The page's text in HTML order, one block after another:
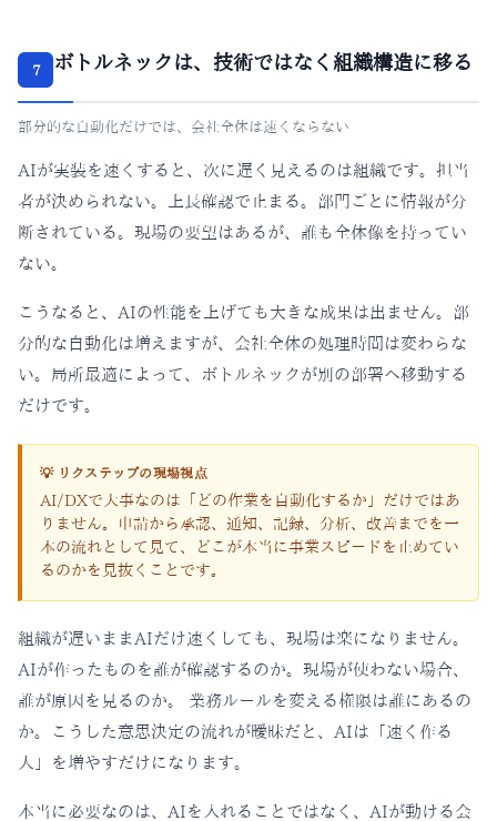
7 ボトルネックは、技術ではなく組織構造に移る
部分的な自動化だけでは、会社全体は速くならない
AIが実装を速くすると、次に遅く見えるのは組織です。担当
者が決められない。上長確認で止まる。部門ごとに情報が分
断されている。現場の要望はあるが、誰も全体像を持ってい
ない。
こうなると、AIの性能を上げても大きな成果は出ません。部
分的な自動化は増えますが、会社全体の処理時間は変わらな
い。局所最適によって、ボトルネックが別の部署へ移動する
だけです。
💡 リクステップの現場視点
AI/DXで大事なのは「どの作業を自動化するか」だけではあ
りません。申請から承認、通知、記録、分析、改善までを一
本の流れとして見て、どこが本当に事業スピードを止めてい
るのかを見抜くことです。
組織が遅いままAIだけ速くしても、現場は楽になりません。
AIが作ったものを誰が確認するのか。現場が使わない場合、
誰が原因を見るのか。 業務ルールを変える権限は誰にあるの
か。こうした意思決定の流れが曖昧だと、AIは「速く作る
人」を増やすだけになります。
本当に必要なのは、AIを入れることではなく、AIが動ける会